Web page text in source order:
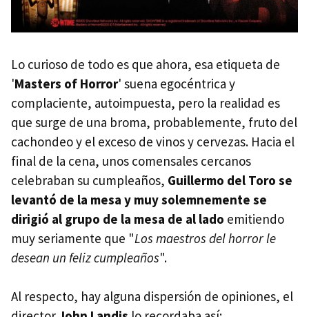
Lo curioso de todo es que ahora, esa etiqueta de
'Masters of Horror' suena egocéntrica y
complaciente, autoimpuesta, pero la realidad es
que surge de una broma, probablemente, fruto del
cachondeo y el exceso de vinos y cervezas. Hacia el
final de la cena, unos comensales cercanos
celebraban su cumpleaños, Guillermo del Toro se
levantó de la mesa y muy solemnemente se
dirigió al grupo de la mesa de al lado emitiendo
muy seriamente que "Los maestros del horror le
desean un feliz cumpleaños".
Al respecto, hay alguna dispersión de opiniones, el